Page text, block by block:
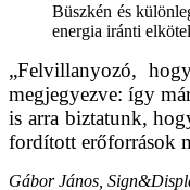
Büszkén és
energia iránti
„Felvillanyozó,
megjegyezve: így
is arra biztatunk,
fordított erőforrások
Gábor János,